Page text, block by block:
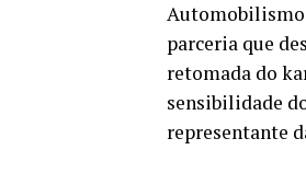
Automobilismo
parceria que
retomada do
sensibilidade
representante